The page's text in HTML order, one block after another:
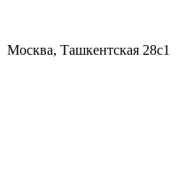
Москва, Ташкентская 28с1